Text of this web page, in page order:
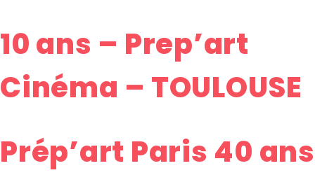
10 ans – Prep’art
Cinéma – TOULOUSE
Prép’art Paris 40 ans